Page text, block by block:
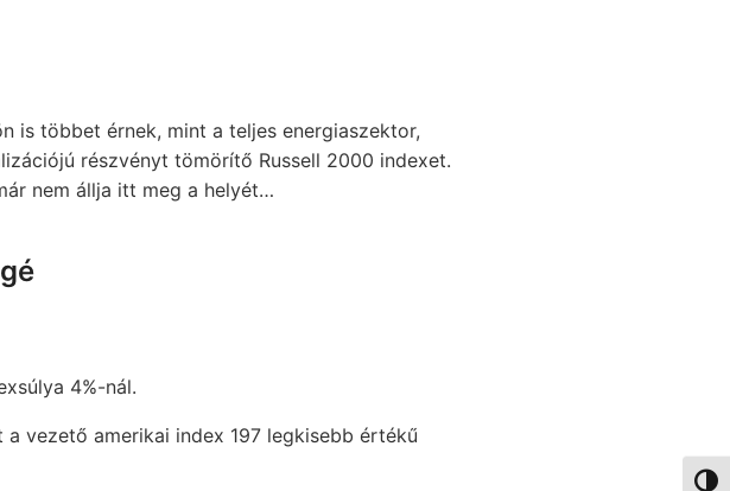
is többet érnek, mint a teljes energiaszektor,
részvényt tömörítő Russell 2000 indexet.
nem állja itt meg a helyét…
4%-nál.
vezető amerikai index 197 legkisebb értékű